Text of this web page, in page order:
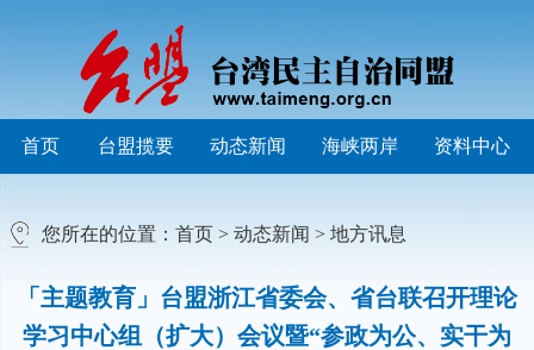
首页 台盟揽要 动态新闻 海峡两岸 资料中心
您所在的位置： 首页> 动态新闻 > 地方讯息
「主题教育」台盟浙江省委会、省台联召开理论
学习中心组（扩大）会议暨“参政为公、实干为